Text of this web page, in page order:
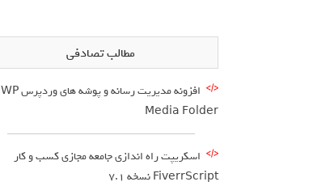
مطالب تصادفی
افزونه مدیریت رسانه و پوشه های وردپرس WP
Media Folder
اسکریپت راه اندازی جامعه مجازی کسب و کار
FiverrScript نسخه 7.1